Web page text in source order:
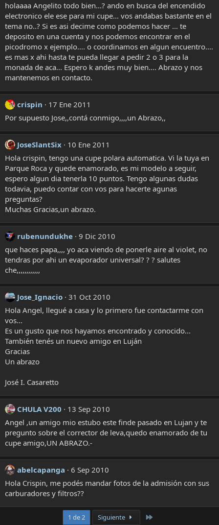
holaaaa Angelito todo bien...? ando en busca del encendido
electronico ele ese para mi cupe... vos andabas bastante en el
tema no..? Si es asi decime como podemos hacer ... te
deposito en una cuenta y nos podemos encontrar en el
picodromo x ejemplo.... o coordinamos en algun encuentro....
es mas x ahi hasta te pueda llegar a pedir 2 o 3 para la
monada de aca... Espero k andes muy bien.... Abrazo y nos
mantenemos en contacto.
crispin
17 Ene 2011
Por supuesto Jose,,contá conmigo,,,,un Abrazo,,
JoseSlantSix
10 Ene 2011
Hola crispin, tengo una cupe polara automatica. Vi la tuya en
Parque Roca y quede enamorado, es mi modelo a seguir,
espero algun dia tenerla 10 puntos. Tengo algunas dudas
todavia, puedo contar con vos para hacerte agunas
preguntas?
Muchas Gracias,un abrazo.
rubenundukhe 9 Dic 2010
que haces papa,,,, yo aca viendo de ponerle aire al violet, no
tendras por ahi un evaporador universal? ? ? salutes
che,,,,,,,,,,,,
Jose_Ignacio 31 Oct 2010
Hola Angel, llegué a casa y lo primero fue contactarme con
vos...
Es un gusto que nos hayamos encontrado y conocido...
También tenés un nuevo amigo en Luján
Gracias
Un abrazo
José I. Casaretto
CHULA V200
13 Sep 2010
Angel ,un amigo mio estubo este finde pasado en Lujan y te
pregunto sobre el corrector de leva,quedo enamorado de tu
cupe amigo,UN ABRAZO.-
abelcapanga
6 Sep 2010
Hola Crispin, me podés mandar fotos de la admisión con sus
carburadores y filtros??
1 de 2 Siguiente